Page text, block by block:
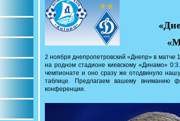
2 ноября днепропетровский «Днепр» в матче
на родном стадионе киевскому «Динамо»
чемпионате и оно сразу же отодвинуло
таблице. Предлагаем вашему вниманию
конференции.